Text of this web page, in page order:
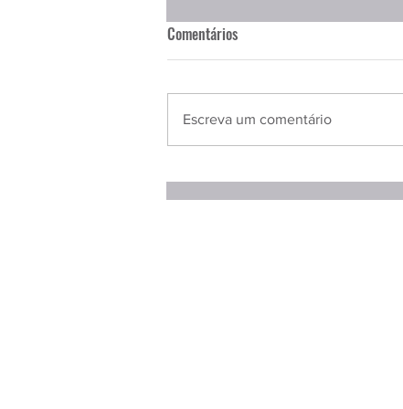
Comentários
Escreva um comentário